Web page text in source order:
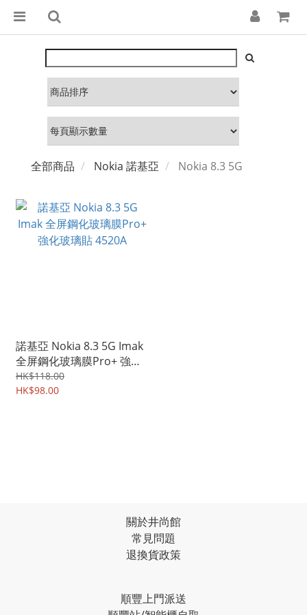
全部商品 Nokia 諾基亞 Nokia 8.3 5G
諾基亞 Nokia 8.3 5G Imak
全屏鋼化玻璃膜Pro+ 強化
玻璃貼 4520A
HK$118.00
HK$98.00
關於井尚館
常見問題
退換貨政策
順豐上門派送